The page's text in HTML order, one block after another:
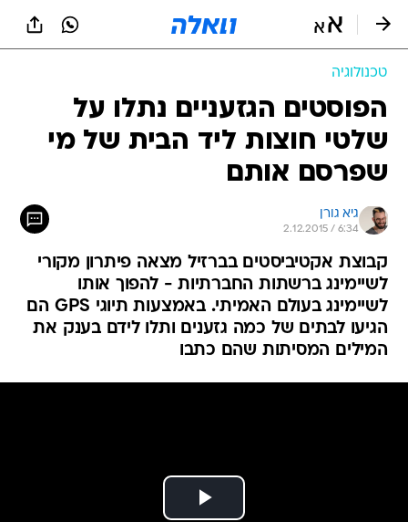
טכנולוגיה
הפוסטים הגזעניים נתלו על
שלטי חוצות ליד הבית של מי
שפרסם אותם
גיא גורן
2.12.2015 / 6:34
קבוצת אקטיביסטים בברזיל מצאה פיתרון מקורי
לשיימינג ברשתות החברתיות - להפוך אותו
לשיימינג בעולם האמיתי. באמצעות תיוגי GPS הם
הגיעו לבתים של כמה גזענים ותלו לידם בענק את
המילים המסיתות שהם כתבו